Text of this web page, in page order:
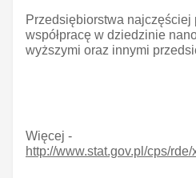
Przedsiębiorstwa najczęściej
współpracę w dziedzinie
wyższymi oraz innymi
Więcej -
http://www.stat.gov.pl/cps/